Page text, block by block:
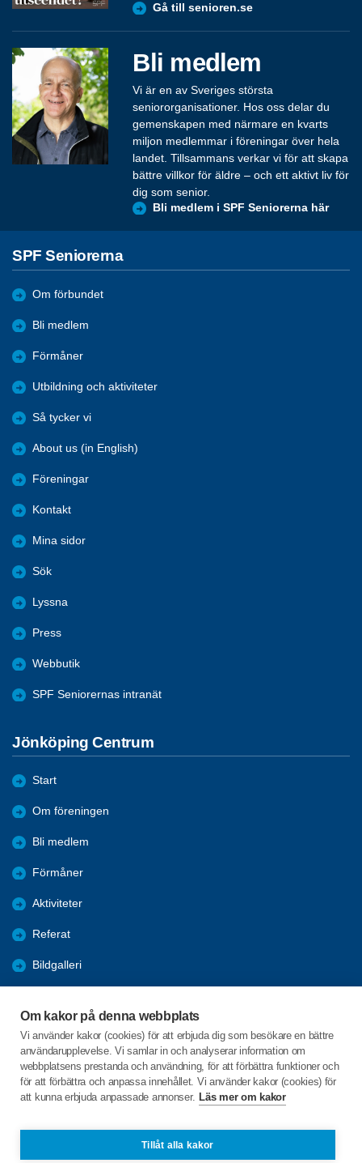
Om kakor på denna webbplats
Vi använder kakor (cookies) för att erbjuda dig som besökare en bättre
användarupplevelse. Vi samlar in och analyserar information om
webbplatsens prestanda och användning, för att förbättra funktioner och
för att förbättra och anpassa innehållet. Vi använder kakor (cookies) för
att kunna erbjuda anpassade annonser. Läs mer om kakor
Tillåt alla kakor
Gå till senioren.se
Bli medlem
Vi är en av Sveriges största
seniororganisationer. Hos oss delar du
gemenskapen med närmare en kvarts
miljon medlemmar i föreningar över hela
landet. Tillsammans verkar vi för att skapa
bättre villkor för äldre – och ett aktivt liv för
dig som senior.
Bli medlem i SPF Seniorerna här
SPF Seniorerna
Om förbundet
Bli medlem
Förmåner
Utbildning och aktiviteter
Så tycker vi
About us (in English)
Föreningar
Kontakt
Mina sidor
Sök
Lyssna
Press
Webbutik
SPF Seniorernas intranät
Jönköping Centrum
Start
Om föreningen
Bli medlem
Förmåner
Aktiviteter
Referat
Bildgalleri
Engagera DIG i vår förening
C/o:Lennart Lööw